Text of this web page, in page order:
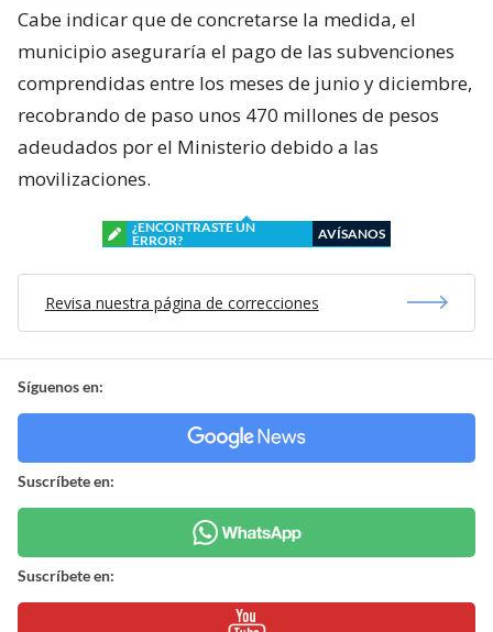
Cabe indicar que de concretarse la medida, el
municipio aseguraría el pago de las subvenciones
comprendidas entre los meses de junio y diciembre,
recobrando de paso unos 470 millones de pesos
adeudados por el Ministerio debido a las
movilizaciones.
¿ENCONTRASTE UN
ERROR?
AVÍSANOS
Revisa nuestra página de correcciones
Síguenos en:
Suscríbete en:
Suscríbete en: